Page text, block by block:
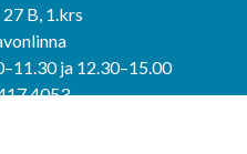
B, 1.krs
ja 12.30–15.00
4053